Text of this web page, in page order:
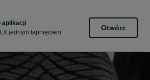
aplikacji
jednym tapnięciem
Otwórz